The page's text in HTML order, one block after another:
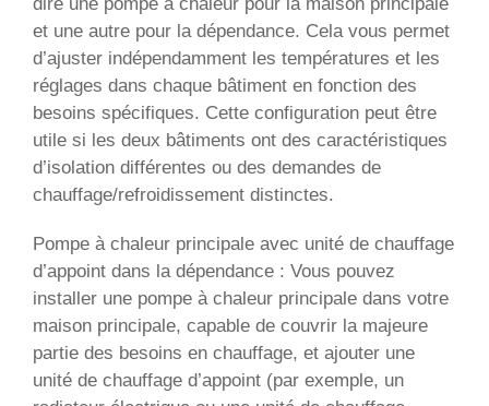
et une autre pour la dépendance. Cela vous permet
d’ajuster indépendamment les températures et les
réglages dans chaque bâtiment en fonction des
besoins spécifiques. Cette configuration peut être
utile si les deux bâtiments ont des caractéristiques
d’isolation différentes ou des demandes de
chauffage/refroidissement distinctes.
Pompe à chaleur principale avec unité de chauffage
d’appoint dans la dépendance : Vous pouvez
installer une pompe à chaleur principale dans votre
maison principale, capable de couvrir la majeure
partie des besoins en chauffage, et ajouter une
unité de chauffage d’appoint (par exemple, un